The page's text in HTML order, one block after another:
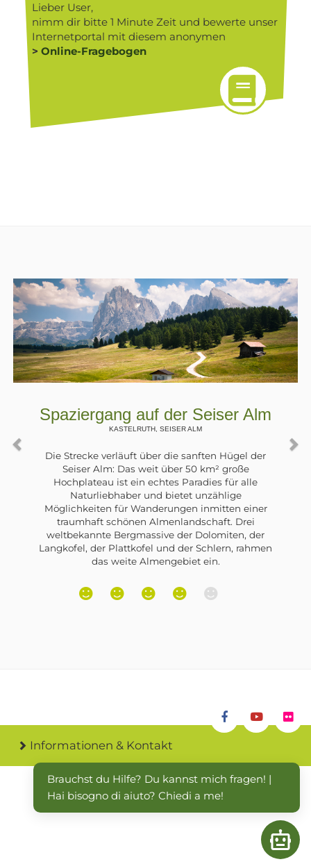
Lieber User,
nimm dir bitte 1 Minute Zeit und bewerte unser
Internetportal mit diesem anonymen
> Online-Fragebogen
der Seiser Alm
die sanften Hügel der
über 50 km² große
Paradies für alle
bietet unzählige
inmitten einer
Drei
der Dolomiten, der
der Schlern, rahmen
Spaziergang
Im Ultental wurden in
Errichtung von
in die Natur
gebaut und Stauseen
davon, in der Nähe
Zogglersee. Entlang
verläuft ein
Informationen & Kontakt
Open
Brauchst du Hilfe? Du kannst mich fragen! |
Hai bisogno di aiuto? Chiedi a me!